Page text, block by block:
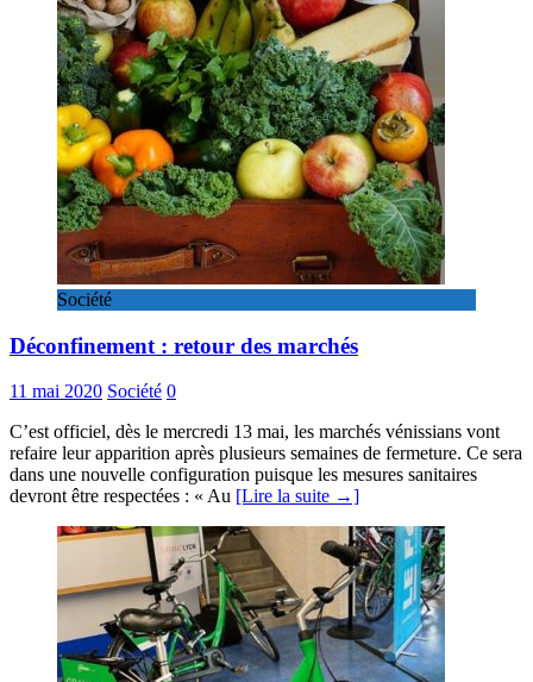
Société
Déconfinement : retour des marchés
11 mai 2020 Société 0
C’est officiel, dès le mercredi 13 mai, les marchés vénissians vont
refaire leur apparition après plusieurs semaines de fermeture. Ce sera
dans une nouvelle configuration puisque les mesures sanitaires
devront être respectées : « Au [Lire la suite →]